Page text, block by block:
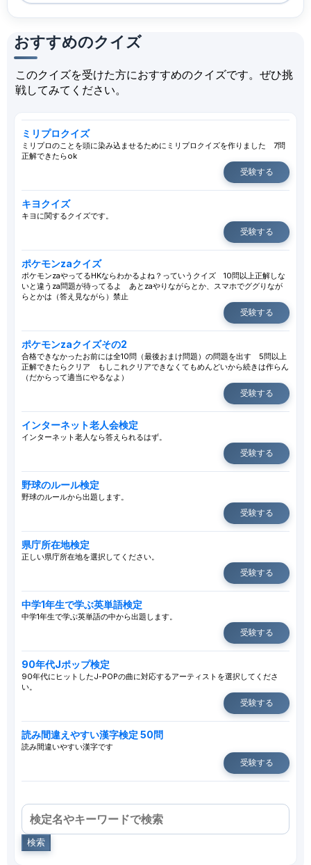
おすすめのクイズ
このクイズを受けた方におすすめのクイズです。ぜひ挑
戦してみてください。
ミリプロクイズ
ミリプロのことを頭に染み込ませるためにミリプロクイズを作りました 7問
正解できたらok
受験する
キヨクイズ
キヨに関するクイズです。
受験する
ポケモンzaクイズ
ポケモンzaやってるHKならわかるよね？っていうクイズ 10問以上正解しな
いと違うza問題が待ってるよ あとzaやりながらとか、スマホでググりなが
らとかは（答え見ながら）禁止
受験する
ポケモンzaクイズその2
合格できなかったお前には全10問（最後おまけ問題）の問題を出す 5問以上
正解できたらクリア もしこれクリアできなくてもめんどいから続きは作らん
（だからって適当にやるなよ）
受験する
インターネット老人会検定
インターネット老人なら答えられるはず。
受験する
野球のルール検定
野球のルールから出題します。
受験する
県庁所在地検定
正しい県庁所在地を選択してください。
受験する
中学1年生で学ぶ英単語検定
中学1年生で学ぶ英単語の中から出題します。
受験する
90年代Jポップ検定
90年代にヒットしたJ-POPの曲に対応するアーティストを選択してくださ
い。
受験する
読み間違えやすい漢字検定 50問
読み間違いやすい漢字です
受験する
検索